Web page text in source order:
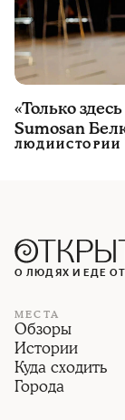
«Только
Sumosan
ЛЮДИИСТОРИИ
О ЛЮДЯХ И ЕДЕ ОТ
МЕСТА
Обзоры
Истории
Куда сходить
Города